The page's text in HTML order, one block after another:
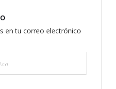
en tu correo electrónico